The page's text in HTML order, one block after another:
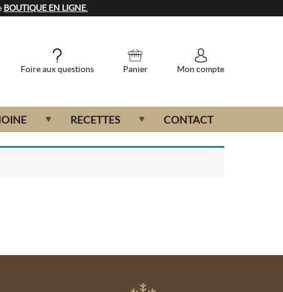
BOUTIQUE EN LIGNE
Foire aux questions Panier Mon compte
RECETTES CONTACT